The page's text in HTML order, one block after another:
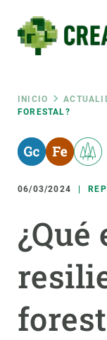
contenido
principal
Ruta
de
INICIO
FORESTAL?
06/03/2024
¿Qué
RRSS
INTRANET
menu
INVESTIGACIÓN
CIENCIA EN ACCIÓN
ÚNETE A NOSOTROS